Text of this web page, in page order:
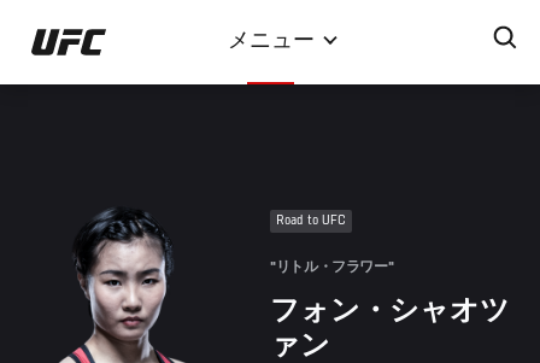
イ
ン
メニュー
Road to UFC
"リトル・フラワー"
フォン・シャオツ
ァン